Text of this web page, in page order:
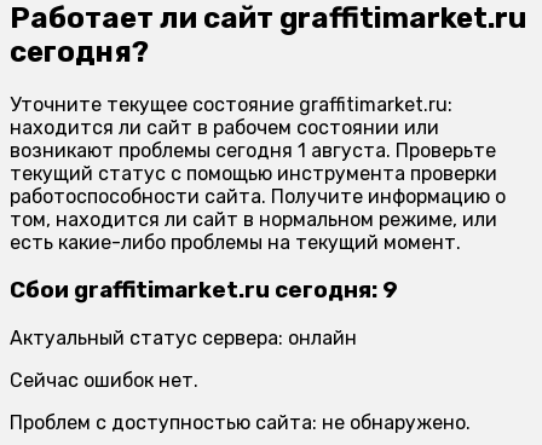
Работает ли сайт graffitimarket.ru
сегодня?
Уточните текущее состояние graffitimarket.ru:
находится ли сайт в рабочем состоянии или
возникают проблемы сегодня 1 августа. Проверьте
текущий статус с помощью инструмента проверки
работоспособности сайта. Получите информацию о
том, находится ли сайт в нормальном режиме, или
есть какие-либо проблемы на текущий момент.
Сбои graffitimarket.ru сегодня: 9
Актуальный статус сервера: онлайн
Сейчас ошибок нет.
Проблем с доступностью сайта: не обнаружено.